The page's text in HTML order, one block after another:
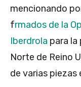
mencionando
firmados de la
Iberdrola para la
Norte de Reino
de varias piezas